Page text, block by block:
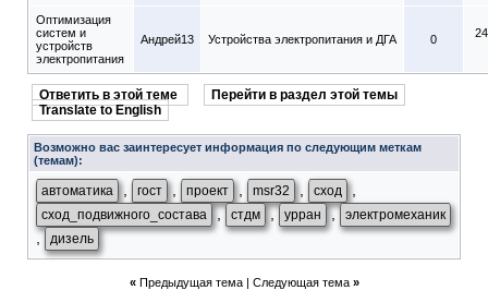
Оптимизация
систем и
устройств
электропитания
Андрей13 Устройства электропитания и ДГА 0
Ответить в этой теме
Перейти в раздел этой темы
Translate to English
Возможно вас заинтересует информация по следующим меткам
(темам):
автоматика гост проект msr32 сход
сход_подвижного_состава , стдм , урран , электромеханик
, дизель
« Предыдущая тема| Следующая тема »